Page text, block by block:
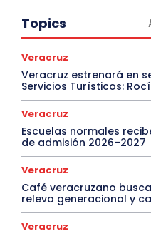
Topics
Veracruz
Veracruz estrenará en
Servicios Turísticos:
Veracruz
Escuelas normales
de admisión 2026–2027
Veracruz
Café veracruzano
relevo generacional y
Veracruz